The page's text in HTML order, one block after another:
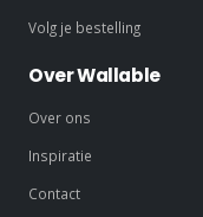
Volg je bestelling
Over Wallable
Over ons
Inspiratie
Contact